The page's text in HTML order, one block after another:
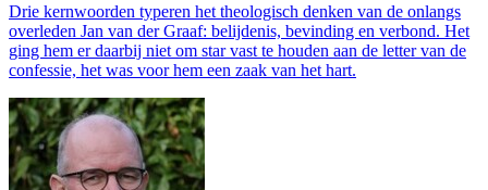
Drie kernwoorden typeren het theologisch denken van de onlangs
overleden Jan van der Graaf: belijdenis, bevinding en verbond. Het
ging hem er daarbij niet om star vast te houden aan de letter van de
confessie, het was voor hem een zaak van het hart.